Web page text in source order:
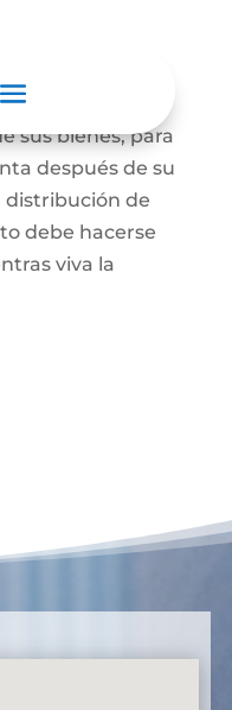
dispone
sus bienes, para
después de su
distribución de
debe hacerse
viva la